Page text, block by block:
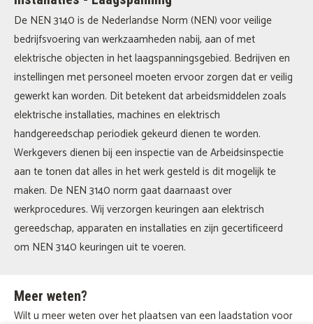
De NEN 3140 is de Nederlandse Norm (NEN) voor veilige
bedrijfsvoering van werkzaamheden nabij, aan of met
elektrische objecten in het laagspanningsgebied. Bedrijven en
instellingen met personeel moeten ervoor zorgen dat er veilig
gewerkt kan worden. Dit betekent dat arbeidsmiddelen zoals
elektrische installaties, machines en elektrisch
handgereedschap periodiek gekeurd dienen te worden.
Werkgevers dienen bij een inspectie van de Arbeidsinspectie
aan te tonen dat alles in het werk gesteld is dit mogelijk te
maken. De NEN 3140 norm gaat daarnaast over
werkprocedures. Wij verzorgen keuringen aan elektrisch
gereedschap, apparaten en installaties en zijn gecertificeerd
om NEN 3140 keuringen uit te voeren.
Meer weten?
Wilt u meer weten over het plaatsen van een laadstation voor